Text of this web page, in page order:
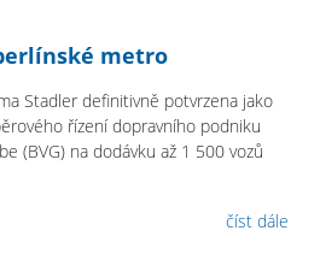
metro
Stadler definitivně potvrzena jako
řízení dopravního podniku
(BVG) na dodávku až 1 500 vozů
číst dále